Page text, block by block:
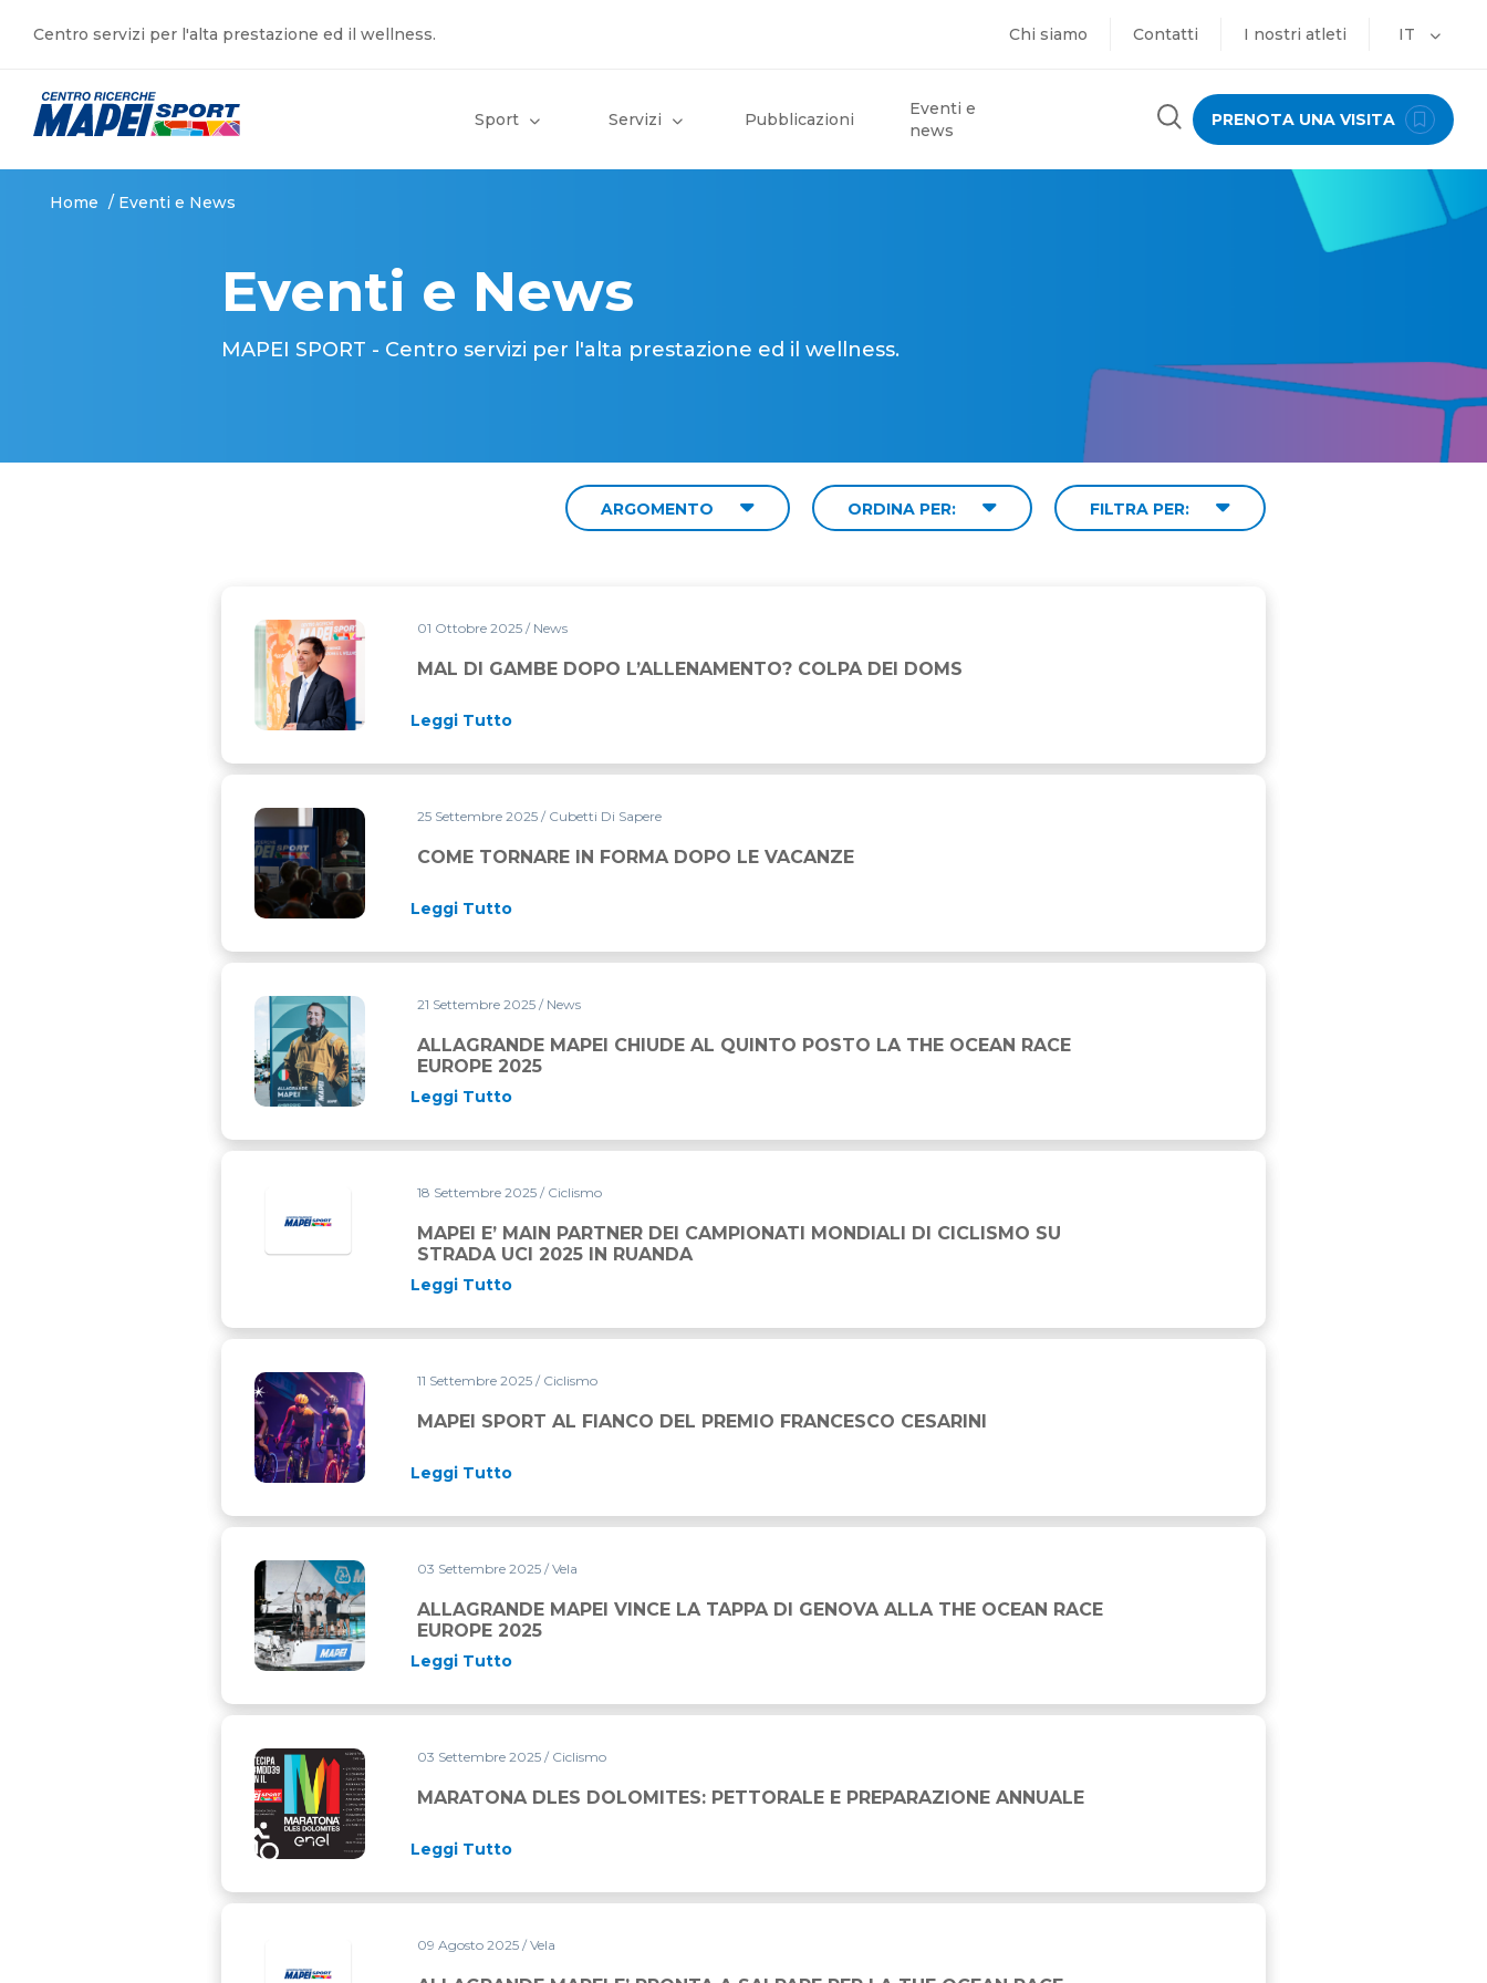
Centro servizi per l'alta prestazione ed il wellness. Chi siamo Contatti I nostri atleti IT
Sport Servizi Pubblicazioni
Eventi e
news
PRENOTA UNA VISITA
Home / Eventi e News
Eventi e News
MAPEI SPORT - Centro servizi per l'alta prestazione ed il wellness.
ARGOMENTO ORDINA PER: FILTRA PER:
MAL DI GAMBE DOPO L’ALLENAMENTO? COLPA DEI DOMS
01 Ottobre 2025 / News
MAL DI GAMBE DOPO L’ALLENAMENTO? COLPA DEI DOMS
Leggi Tutto
COME TORNARE IN FORMA DOPO LE VACANZE
25 Settembre 2025 / Cubetti Di Sapere
COME TORNARE IN FORMA DOPO LE VACANZE
Leggi Tutto
ALLAGRANDE MAPEI CHIUDE AL QUINTO POSTO LA THE OCEAN RACE EUROPE 2025
21 Settembre 2025 / News
ALLAGRANDE MAPEI CHIUDE AL QUINTO POSTO LA THE OCEAN RACE
EUROPE 2025
Leggi Tutto
18 Settembre 2025 / Ciclismo
MAPEI E’ MAIN PARTNER DEI CAMPIONATI MONDIALI DI CICLISMO SU
STRADA UCI 2025 IN RUANDA
Leggi Tutto
MAPEI SPORT AL FIANCO DEL PREMIO FRANCESCO CESARINI
11 Settembre 2025 / Ciclismo
MAPEI SPORT AL FIANCO DEL PREMIO FRANCESCO CESARINI
Leggi Tutto
ALLAGRANDE MAPEI VINCE LA TAPPA DI GENOVA ALLA THE OCEAN RACE EUROPE 2025
03 Settembre 2025 / Vela
ALLAGRANDE MAPEI VINCE LA TAPPA DI GENOVA ALLA THE OCEAN RACE
EUROPE 2025
Leggi Tutto
MARATONA DLES DOLOMITES: PETTORALE E PREPARAZIONE ANNUALE
03 Settembre 2025 / Ciclismo
MARATONA DLES DOLOMITES: PETTORALE E PREPARAZIONE ANNUALE
Leggi Tutto
09 Agosto 2025 / Vela